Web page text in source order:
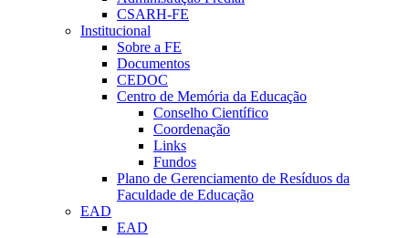
CSARH-FE
Institucional
Sobre a FE
Documentos
CEDOC
Centro de Memória da Educação
Conselho Científico
Coordenação
Links
Fundos
Plano de Gerenciamento de Resíduos da
Faculdade de Educação
EAD
EAD